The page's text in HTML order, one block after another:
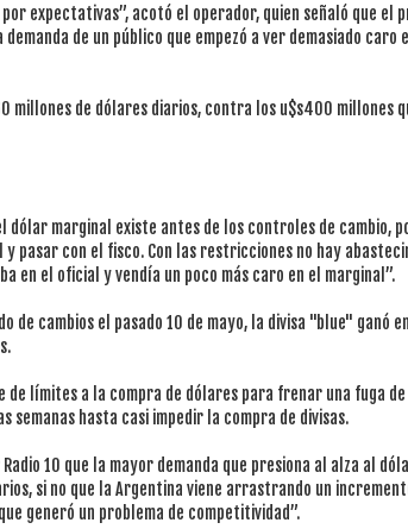
expectativas”, acotó el operador, quien señaló que el
de un público que empezó a ver demasiado caro el
millones de dólares diarios, contra los u$s400 millones
dólar marginal existe antes de los controles de cambio,
pasar con el fisco. Con las restricciones no hay
en el oficial y vendía un poco más caro en el marginal”.
de cambios el pasado 10 de mayo, la divisa "blue" ganó
límites a la compra de dólares para frenar una fuga de
semanas hasta casi impedir la compra de divisas.
10 que la mayor demanda que presiona al alza al
si no que la Argentina viene arrastrando un
generó un problema de competitividad”.